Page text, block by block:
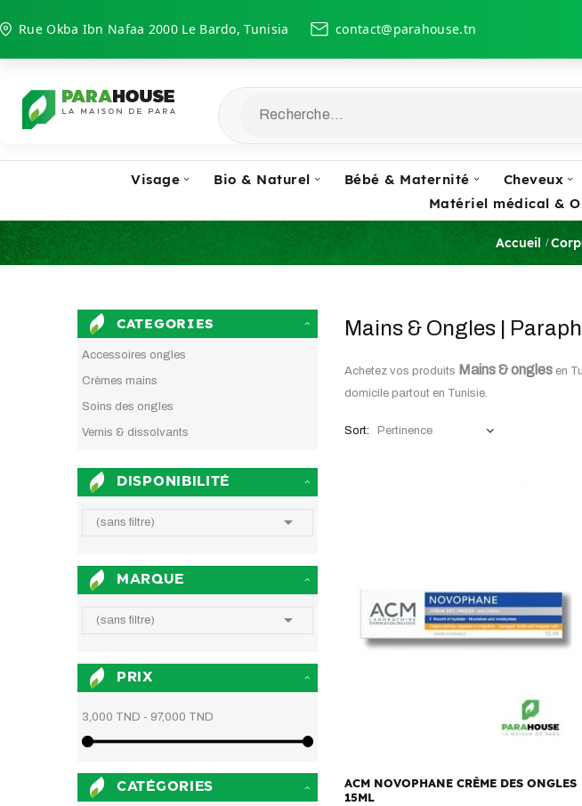
Rue Okba Ibn Nafaa 2000 Le Bardo, Tunisia contact@parahouse.tn
Recherche...
Visage Bio & Naturel Bébé & Maternité Cheveux
Matériel médical &
Accueil
CATEGORIES
Accessoires ongles
Crèmes mains
Soins des ongles
Vernis & dissolvants
DISPONIBILITÉ
(sans filtre) 
MARQUE
(sans filtre) 
PRIX
3,000 TND - 97,000 TND
CATÉGORIES
Mains & Ongles |
Achetez vos produits Mains & ongles en
domicile partout en Tunisie.
Sort: Pertinence
ACM NOVOPHANE CRÈME DES ONGLES
15ML